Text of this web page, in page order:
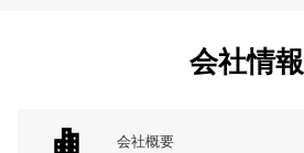
会社情報
会社概要